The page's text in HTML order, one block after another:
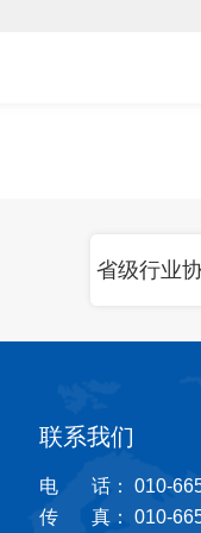
联系我们
电 话： 010-
传 真： 010-